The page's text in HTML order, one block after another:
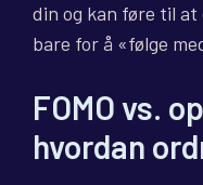
din og kan føre til
bare for å «følge
FOMO vs.
hvordan